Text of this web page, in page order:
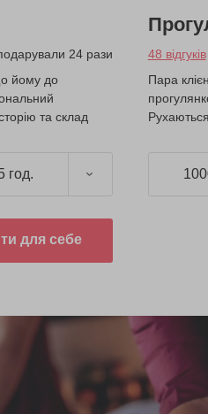
24 рази
йому до
та склад
год.
для себе
48 відгуків
Пара